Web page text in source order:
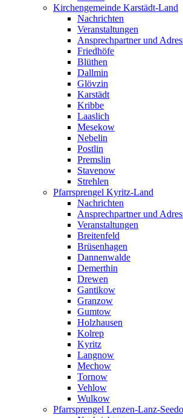
Kirchengemeinde Karstädt-Land
Nachrichten
Veranstaltungen
Ansprechpartner und
Friedhöfe
Blüthen
Dallmin
Glövzin
Karstädt
Kribbe
Laaslich
Mesekow
Nebelin
Postlin
Premslin
Stavenow
Strehlen
Pfarrsprengel Kyritz-Land
Nachrichten
Ansprechpartner und
Veranstaltungen
Breitenfeld
Brüsenhagen
Dannenwalde
Demerthin
Drewen
Gantikow
Granzow
Gumtow
Holzhausen
Kolrep
Kyritz
Langnow
Mechow
Tornow
Vehlow
Wulkow
Pfarrsprengel Lenzen-Lanz-